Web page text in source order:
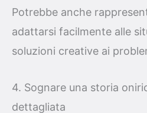
Potrebbe anche
adattarsi facilmente alle
soluzioni creative ai
4. Sognare una storia
dettagliata